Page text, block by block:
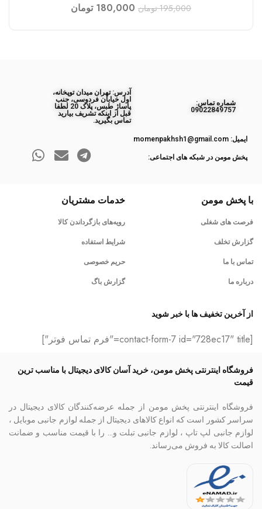
195,000 تومان 180,000 تومان
ﺷﻤﺎره ﺗﻤﺎس:
09022849757
آدرس: تهران میدان توپخانه،
اول خیابان فردوسی، جنب
پاساژ طبس، پلاک 20 لطفا
قبل از اینکه تشریف بیارید
تماس بگیرید.
ایمیل: momenpakhsh1@gmail.com
پخش مومن در شبکه های اجتماعی:
با پخش مومن
فرصت های شغلی
گزارش تخلف
تماس با ما
درباره ما
خدمات مشتریان
رویه‌های بازگرداندن کالا
شرایط استفاده
حریم خصوصی
گزارش باگ
از آخرین تخفیف ها با خبر شوید
[contact-form-7 id="728ec17" title="فرم تماس فوتر"]
فروشگاه اینترنتی پخش مومن، خرید آسان کالای دیجیتال با مناسب ترین
قیمت
فروشگاه اینترنتی پخش مومن از جمله عرضه‌کنندگان کالای دیجیتال در
سراسر کشور است که انواع کالاهای دیجیتال از جمله لوازم جانبی موبایل ،
لوازم جانبی لپ تاپ ، لوازم جانبی تبلت و… را با قیمت مناسب و ضمانت
اصالت کالا به فروش می‌رساند.